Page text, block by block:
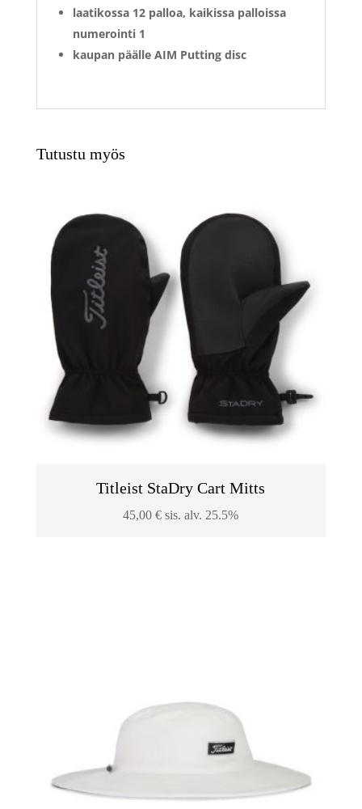
laatikossa 12 palloa, kaikissa palloissa
numerointi 1
kaupan päälle AIM Putting disc
Tutustu myös
Titleist StaDry Cart Mitts
45,00€ sis. alv. 25.5%